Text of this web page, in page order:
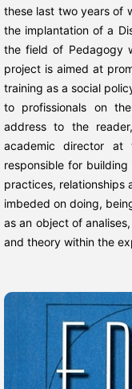
these last two years of
the implantation of a
the field of Pedagogy
project is aimed at
training as a social
to profissionals on
address to the
academic director at
responsible for
practices, relationships
imbeded on doing,
as an object of
and theory within the